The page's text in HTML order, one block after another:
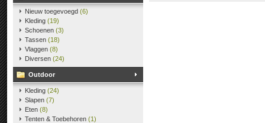
Nieuw toegevoegd (6)
Kleding (19)
Schoenen (3)
Tassen (18)
Vlaggen (8)
Diversen (24)
Outdoor
Kleding (24)
Slapen (7)
Eten (8)
Tenten & Toebehoren (1)